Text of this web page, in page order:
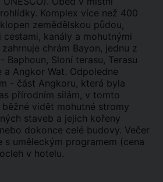
Komplex více než 400
zemědělskou půdou,
kanály a mohutnými
chrám Bayon, jednu z
Baphoun, Sloní terasu, Terasu
a Angkor Wat. Odpoledne
- část Angkoru, která byla
přírodním silám, v tomto
vidět mohutné stromy
staveb a jejich kořeny
dokonce celé budovy. Večer
s uměleckým programem (cena
v hotelu.